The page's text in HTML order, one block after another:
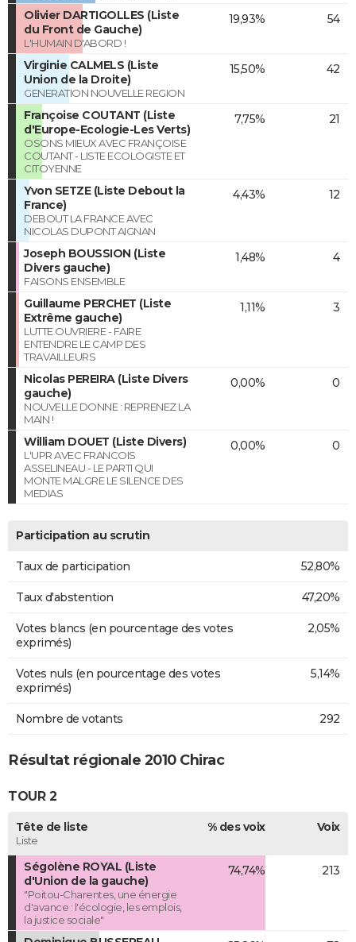
Olivier DARTIGOLLES (Liste
du Front de Gauche)
L'HUMAIN D'ABORD !
19,93% 54
Virginie CALMELS (Liste
Union de la Droite)
GENERATION NOUVELLE REGION
15,50% 42
Françoise COUTANT (Liste
d'Europe-Ecologie-Les Verts)
OSONS MIEUX AVEC FRANÇOISE
COUTANT - LISTE ECOLOGISTE ET
CITOYENNE
7,75% 21
Yvon SETZE (Liste Debout la
France)
DEBOUT LA FRANCE AVEC
NICOLAS DUPONT AIGNAN
4,43% 12
Joseph BOUSSION (Liste
Divers gauche)
FAISONS ENSEMBLE
1,48% 4
Guillaume PERCHET (Liste
Extrême gauche)
LUTTE OUVRIERE - FAIRE
ENTENDRE LE CAMP DES
TRAVAILLEURS
1,11% 3
Nicolas PEREIRA (Liste Divers
gauche)
NOUVELLE DONNE : REPRENEZ LA
MAIN !
0,00% 0
William DOUET (Liste Divers)
L'UPR AVEC FRANCOIS
ASSELINEAU - LE PARTI QUI
MONTE MALGRE LE SILENCE DES
MEDIAS
0,00% 0
Participation au scrutin
Taux de participation 52,80%
Taux d'abstention 47,20%
Votes blancs (en pourcentage des votes
exprimés)
2,05%
Votes nuls (en pourcentage des votes
exprimés)
5,14%
Nombre de votants 292
Résultat régionale 2010 Chirac
TOUR 2
Tête de liste
Liste
% des voix Voix
Ségolène ROYAL (Liste
d'Union de la gauche)
"Poitou-Charentes, une énergie
d'avance : l'écologie, les emplois,
la justice sociale"
74,74% 213